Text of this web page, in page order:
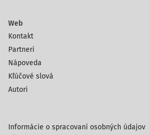
Web
Kontakt
Partneri
Nápoveda
Kľúčové slová
Autori
Informácie o spracovaní osobných údajov